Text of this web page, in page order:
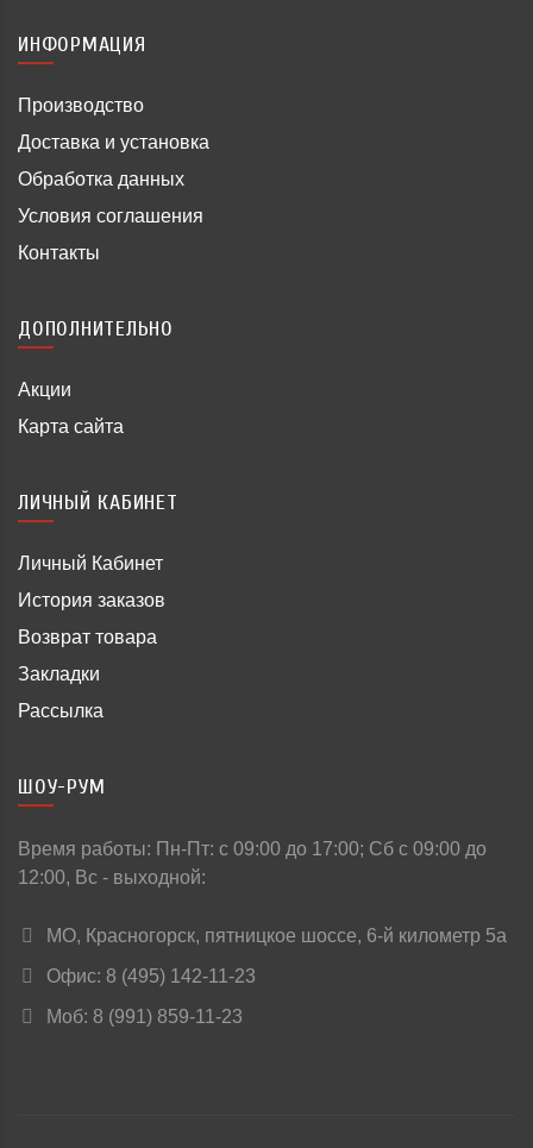
ИНФОРМАЦИЯ
Производство
Доставка и установка
Обработка данных
Условия соглашения
Контакты
ДОПОЛНИТЕЛЬНО
Акции
Карта сайта
ЛИЧНЫЙ КАБИНЕТ
Личный Кабинет
История заказов
Возврат товара
Закладки
Рассылка
ШОУ-РУМ
Время работы: Пн-Пт: c 09:00 до 17:00; Сб с 09:00 до
12:00, Вс - выходной:
МО, Красногорск, пятницкое шоссе, 6-й километр 5а
Офис: 8 (495) 142-11-23
Моб: 8 (991) 859-11-23